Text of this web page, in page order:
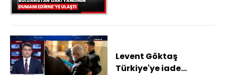
Edirne'ye ulaştı
Levent Göktaş
Türkiye'ye iade